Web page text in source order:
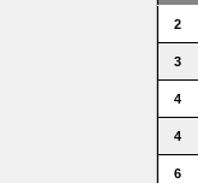
2
3
4
4
6